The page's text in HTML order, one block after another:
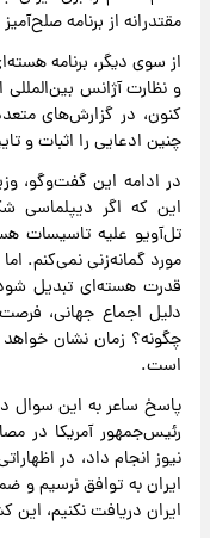
مقتدرانه از برنامه
از سوی دیگر، برنامه
و نظارت آژانس بین‌المللی
کنون، در گزارش‌های
چنین ادعایی را اثبات و
در ادامه این گفت‌وگو،
این که اگر دیپلماسی
تل‌آویو علیه تاسیسات
مورد گمانه‌زنی نمی‌کنم.
قدرت هسته‌ای تبدیل
دلیل اجماع جهانی،
چگونه؟ زمان نشان خواهد
است.
پاسخ ساعر به این سوال
رئیس‌جمهور آمریکا در
نیوز انجام داد، در
ایران به توافق نرسیم و
ایران دریافت نکنیم،